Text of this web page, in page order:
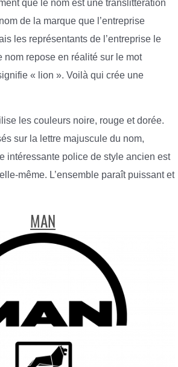
que le nom est une translittération
de la marque que l’entreprise
les représentants de l’entreprise le
nom repose en réalité sur le mot
« lion ». Voilà qui crée une
les couleurs noire, rouge et dorée.
sur la lettre majuscule du nom,
intéressante police de style ancien est
même. L’ensemble paraît puissant et
MAN